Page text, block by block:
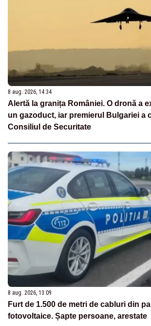
8 aug. 2026, 14:34
Alertă la granița României. O dronă a
un gazoduct, iar premierul Bulgariei a
Consiliul de Securitate
8 aug. 2026, 13:09
Furt de 1.500 de metri de cabluri din
fotovoltaice. Șapte persoane, arestate